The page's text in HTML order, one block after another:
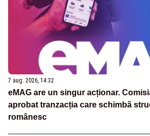
7 aug. 2026, 14:32
eMAG are un singur acționar.
aprobat tranzacția care schimbă
românesc